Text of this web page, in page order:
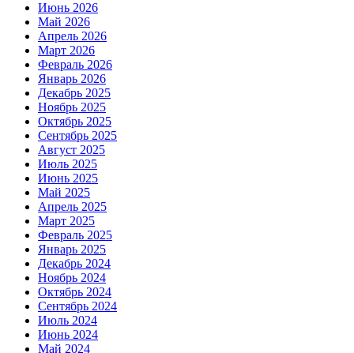
Июнь 2026
Май 2026
Апрель 2026
Март 2026
Февраль 2026
Январь 2026
Декабрь 2025
Ноябрь 2025
Октябрь 2025
Сентябрь 2025
Август 2025
Июль 2025
Июнь 2025
Май 2025
Апрель 2025
Март 2025
Февраль 2025
Январь 2025
Декабрь 2024
Ноябрь 2024
Октябрь 2024
Сентябрь 2024
Июль 2024
Июнь 2024
Май 2024